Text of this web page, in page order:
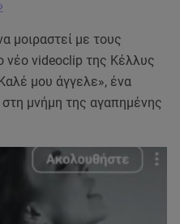
μοιραστεί με τους
νέο videoclip της Κέλλυς
μου άγγελε», ένα
στη μνήμη της αγαπημένης